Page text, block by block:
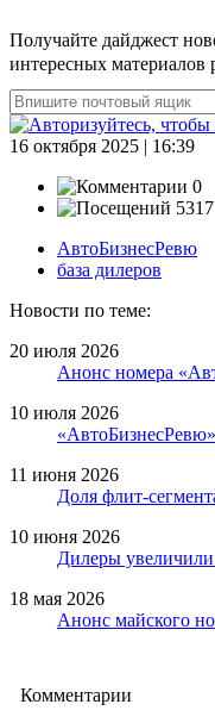
Получайте дайджест
интересных материалов
16 октября 2025 | 16:39
0
5317
АвтоБизнесРевю
база дилеров
Новости по теме:
20 июля 2026
Анонс номера
10 июля 2026
11 июня 2026
Доля флит-
10 июня 2026
Дилеры
18 мая 2026
Анонс майского
Комментарии